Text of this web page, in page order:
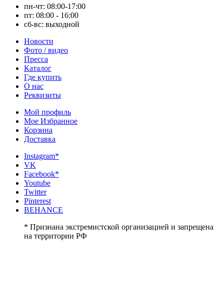
пн-чт: 08:00-17:00
пт: 08:00 - 16:00
сб-вс: выходной
Новости
Фото / видео
Пресса
Каталог
Где купить
О нас
Реквизиты
Мой профиль
Мое Избранное
Корзина
Доставка
Instagram*
VK
Facebook*
Youtube
Twitter
Pinterest
BEHANCE
* Признана экстремистской организацией и запрещена
на территории РФ